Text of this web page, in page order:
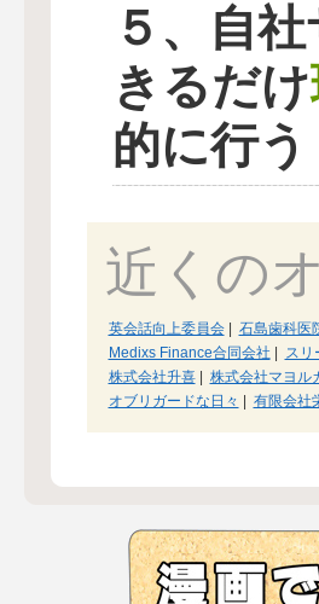
５、自
きるだけ
的に行う
近くの
英会話向上委員会| 石島歯科医
Medixs Finance合同会社
スリ
株式会社升喜| 株式会社マヨル
オブリガードな日々
有限会社